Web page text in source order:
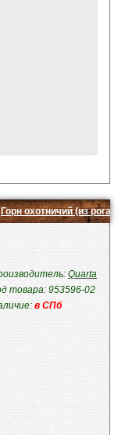
Горн охотничий (из рога)
Quarta
товара: 953596-02
в СПб